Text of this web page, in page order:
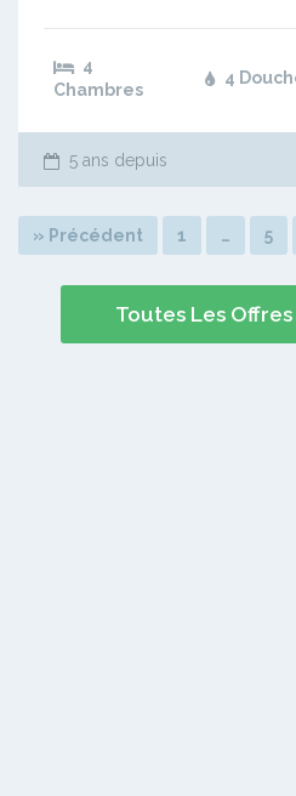
4
Chambres
4
5 ans depuis
» Précédent 1 … 5
Toutes Les